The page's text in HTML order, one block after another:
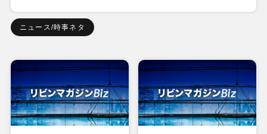
ニュース/時事ネタ